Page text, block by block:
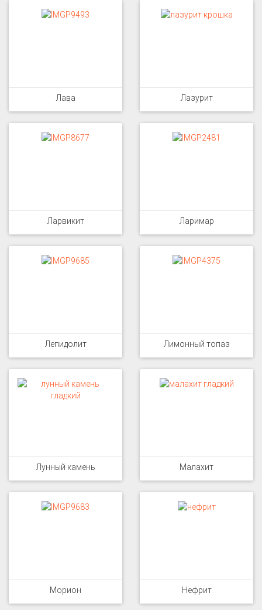
Лава Лазурит
Ларвикит Ларимар
Лепидолит Лимонный топаз
Лунный камень Малахит
Морион Нефрит